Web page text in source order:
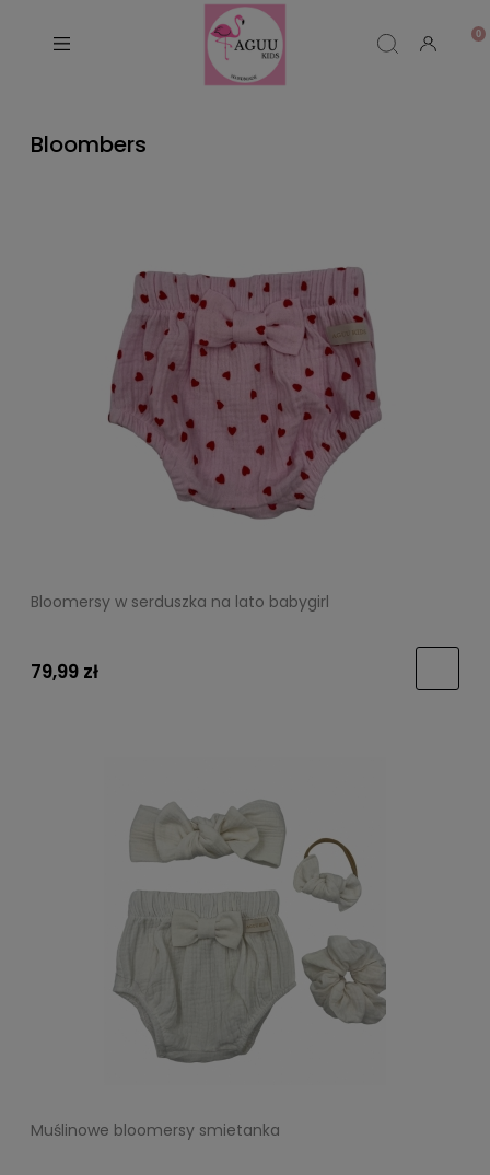
Bloombers
Bloomersy w serduszka na lato babygirl
79,99 zł
Muślinowe bloomersy smietanka